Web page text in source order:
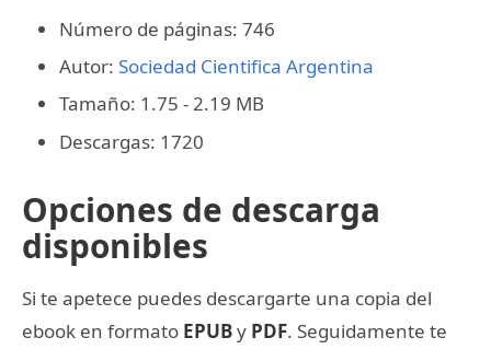
Número de páginas: 746
Autor: Sociedad Cientifica Argentina
Tamaño: 1.75 - 2.19 MB
Descargas: 1720
Opciones de descarga
disponibles
Si te apetece puedes descargarte una copia del
ebook en formato EPUBy PDF. Seguidamente te